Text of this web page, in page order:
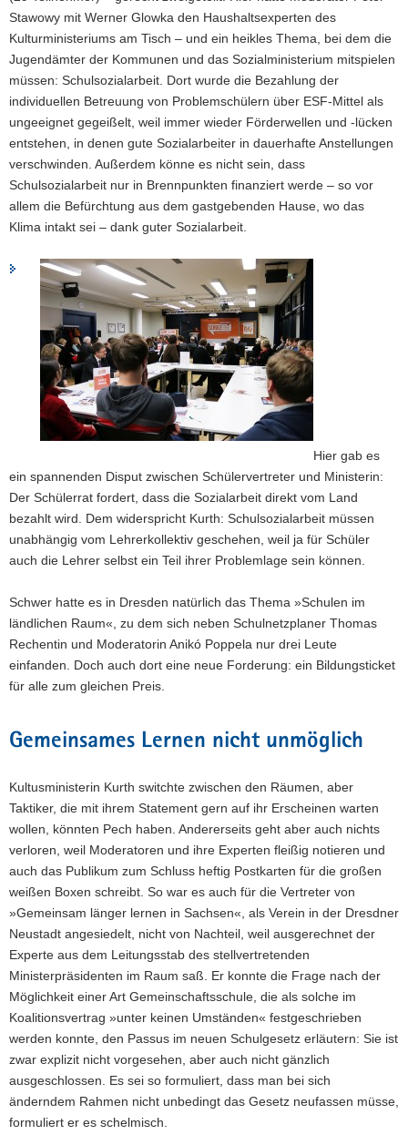
Stawowy mit Werner Glowka den Haushaltsexperten des
Kulturministeriums am Tisch – und ein heikles Thema, bei dem die
Jugendämter der Kommunen und das Sozialministerium mitspielen
müssen: Schulsozialarbeit. Dort wurde die Bezahlung der
individuellen Betreuung von Problemschülern über ESF-Mittel als
ungeeignet gegeißelt, weil immer wieder Förderwellen und -lücken
entstehen, in denen gute Sozialarbeiter in dauerhafte Anstellungen
verschwinden. Außerdem könne es nicht sein, dass
Schulsozialarbeit nur in Brennpunkten finanziert werde – so vor
allem die Befürchtung aus dem gastgebenden Hause, wo das
Klima intakt sei – dank guter Sozialarbeit.
Hier gab es
ein spannenden Disput zwischen Schülervertreter und Ministerin:
Der Schülerrat fordert, dass die Sozialarbeit direkt vom Land
bezahlt wird. Dem widerspricht Kurth: Schulsozialarbeit müssen
unabhängig vom Lehrerkollektiv geschehen, weil ja für Schüler
auch die Lehrer selbst ein Teil ihrer Problemlage sein können.
Schwer hatte es in Dresden natürlich das Thema »Schulen im
ländlichen Raum«, zu dem sich neben Schulnetzplaner Thomas
Rechentin und Moderatorin Anikó Poppela nur drei Leute
einfanden. Doch auch dort eine neue Forderung: ein Bildungsticket
für alle zum gleichen Preis.
Gemeinsames Lernen nicht unmöglich
Kultusministerin Kurth switchte zwischen den Räumen, aber
Taktiker, die mit ihrem Statement gern auf ihr Erscheinen warten
wollen, könnten Pech haben. Andererseits geht aber auch nichts
verloren, weil Moderatoren und ihre Experten fleißig notieren und
auch das Publikum zum Schluss heftig Postkarten für die großen
weißen Boxen schreibt. So war es auch für die Vertreter von
»Gemeinsam länger lernen in Sachsen«, als Verein in der Dresdner
Neustadt angesiedelt, nicht von Nachteil, weil ausgerechnet der
Experte aus dem Leitungsstab des stellvertretenden
Ministerpräsidenten im Raum saß. Er konnte die Frage nach der
Möglichkeit einer Art Gemeinschaftsschule, die als solche im
Koalitionsvertrag »unter keinen Umständen« festgeschrieben
werden konnte, den Passus im neuen Schulgesetz erläutern: Sie ist
zwar explizit nicht vorgesehen, aber auch nicht gänzlich
ausgeschlossen. Es sei so formuliert, dass man bei sich
änderndem Rahmen nicht unbedingt das Gesetz neufassen müsse,
formuliert er es schelmisch.